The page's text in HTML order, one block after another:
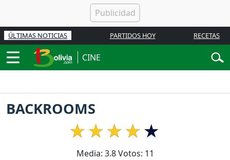
ÚLTIMAS NOTICIAS PARTIDOS HOY RECETAS
CINE
BACKROOMS
Media: 3.8Votos: 11